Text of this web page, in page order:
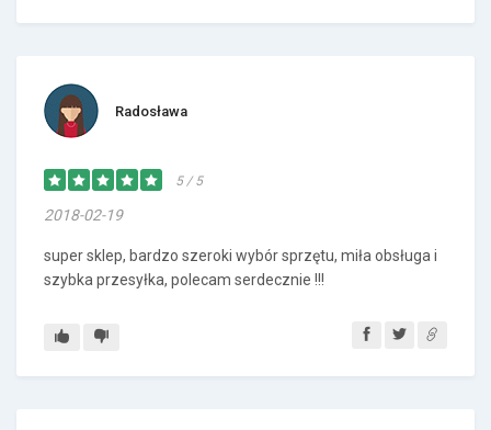
Radosława
5 / 5
2018-02-19
super sklep, bardzo szeroki wybór sprzętu, miła obsługa i
szybka przesyłka, polecam serdecznie !!!